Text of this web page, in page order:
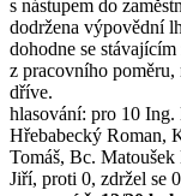
s nástupem do
dodržena výpovědní
dohodne se
z pracovního poměru,
dříve.
hlasování: pro 10
Hřebabecký Roman,
Tomáš, Bc.
Jiří, proti 0, zdržel se